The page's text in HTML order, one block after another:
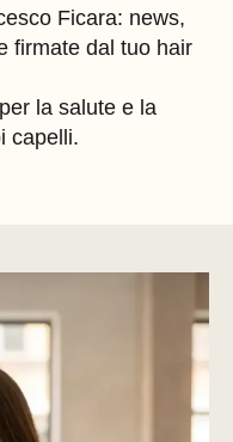
Ficara: news,
firmate dal tuo hair
la salute e la
capelli.